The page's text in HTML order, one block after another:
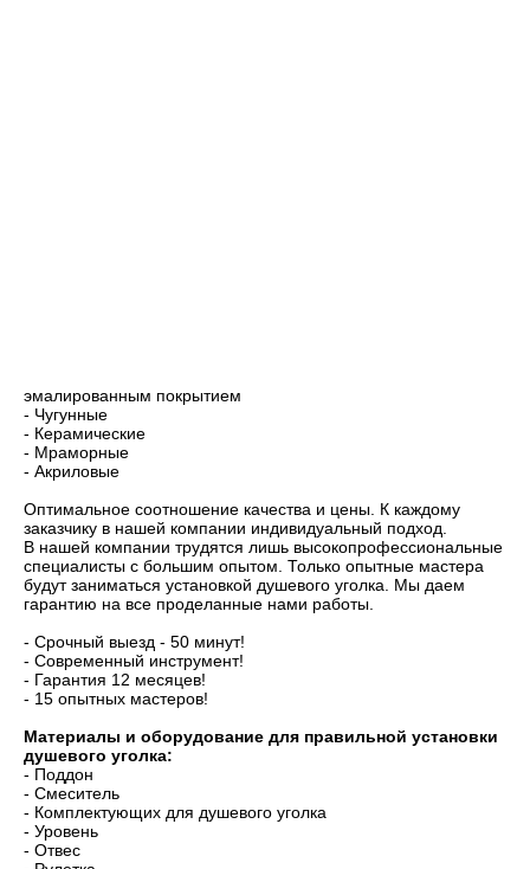
эмалированным покрытием
- Чугунные
- Керамические
- Мраморные
- Акриловые
Оптимальное соотношение качества и цены. К каждому
заказчику в нашей компании индивидуальный подход.
В нашей компании трудятся лишь высокопрофессиональные
специалисты с большим опытом. Только опытные мастера
будут заниматься установкой душевого уголка. Мы даем
гарантию на все проделанные нами работы.
- Срочный выезд - 50 минут!
- Современный инструмент!
- Гарантия 12 месяцев!
- 15 опытных мастеров!
Материалы и оборудование для правильной установки
душевого уголка:
- Поддон
- Смеситель
- Комплектующих для душевого уголка
- Уровень
- Отвес